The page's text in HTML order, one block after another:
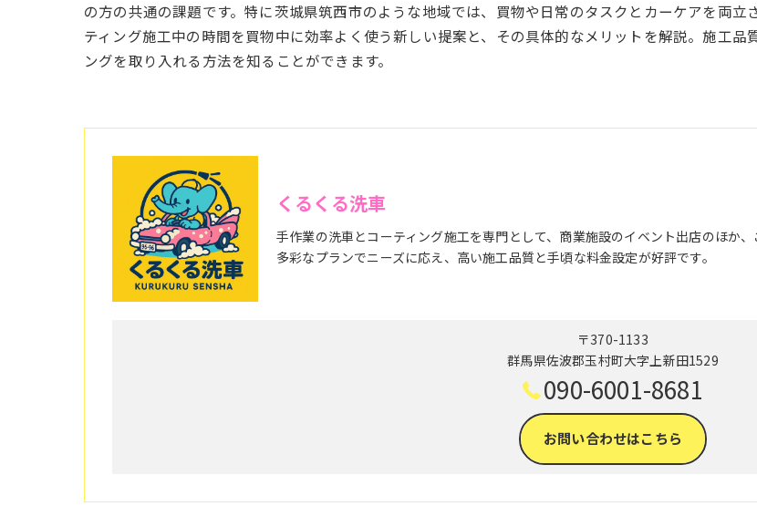
の方の共通の課題です。特に茨城県筑西市のような地域では、買物や日常のタスクとカーケアを両
ティング施工中の時間を買物中に効率よく使う新しい提案と、その具体的なメリットを解説。施工
ングを取り入れる方法を知ることができます。
くるくる洗車
手作業の洗車とコーティング施工を専門として、商業施設のイベント出店のほか
多彩なプランでニーズに応え、高い施工品質と手頃な料金設定が好評です。
〒370-1133
群馬県佐波郡玉村町大字上新田1529
090-6001-8681
お問い合わせはこちら